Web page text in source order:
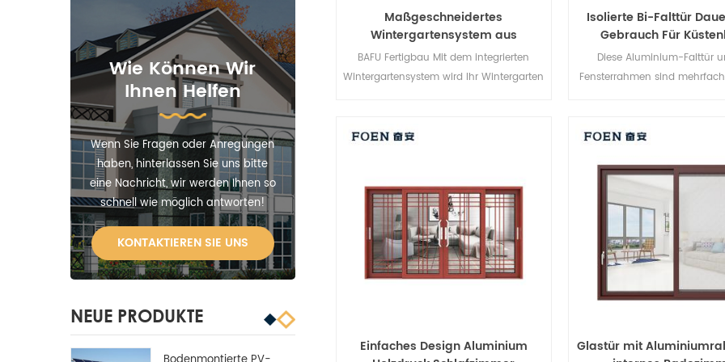
Wie Können Wir
Ihnen Helfen
Wenn Sie Fragen oder Anregungen
haben, hinterlassen Sie uns bitte
eine Nachricht, wir werden Ihnen so
schnell wie möglich antworten!
KONTAKTIEREN SIE UNS
NEUE PRODUKTE
Maßgeschneidertes
Wintergartensystem aus
Aluminium und Glas
BAFU Fertigbau Mit dem integrierten
Wintergartensystem wird Ihr Wintergarten
Isolierte Bi-Falttür
Gebrauch Für
Diese Aluminium-Falttür
Fensterrahmen sind
Verschiedene Türtypen
Anforderungen.
Einfaches Design Aluminium
Glastür mit